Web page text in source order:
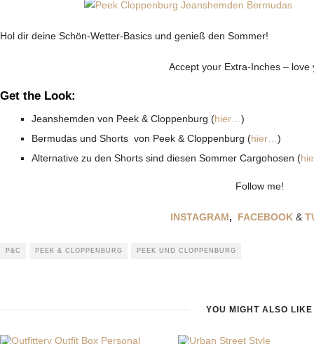
Hol dir deine Schön-Wetter-Basics und genieß den Sommer!
Accept your Extra-Inches – love
Get the Look:
Jeanshemden von Peek & Cloppenburg (hier…)
Bermudas und Shorts von Peek & Cloppenburg (hier…)
Alternative zu den Shorts sind diesen Sommer Cargohosen (
Follow me!
INSTAGRAM, FACEBOOK &
P&C PEEK & CLOPPENBURG PEEK UND CLOPPENBURG
YOU MIGHT ALSO LIKE